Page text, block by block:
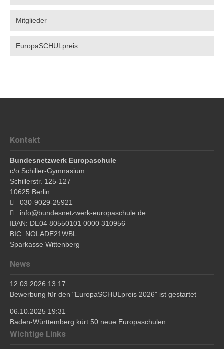
Mitglieder
EuropaSCHULpreis
Kontakt
Bundesnetzwerk Europaschule
c/o Schiller-Gymnasium
Schillerstr. 125-127
10625 Berlin
030-9029-25921
info@bundesnetzwerk-europaschule.de
IBAN: DE04 80550101 0000 310956
BIC: NOLADE21WBL
Sparkasse Wittenberg
News
12.03.2026 13:17
Bewerbung für den "EuropaSCHULpreis 2026" ist gestartet
06.10.2025 19:31
Baden-Württemberg kürt 50 neue Europaschulen
Wichtige Links